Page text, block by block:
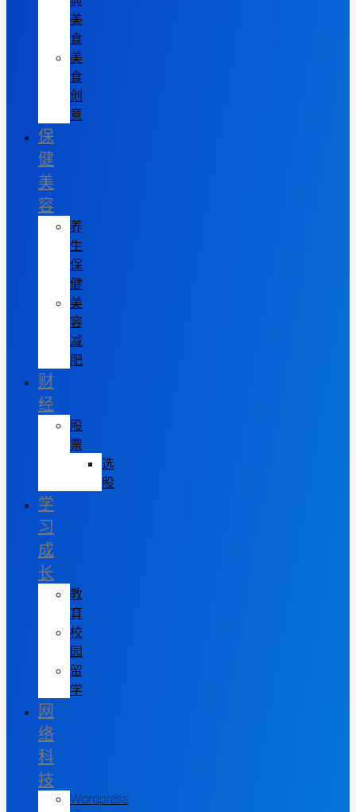
美
食
美
食
创
意
保
健
美
容
养
生
保
健
美
容
减
肥
财
经
股
票
选
股
学
习
成
长
教
育
校
园
留
学
网
络
科
技
Wordpress